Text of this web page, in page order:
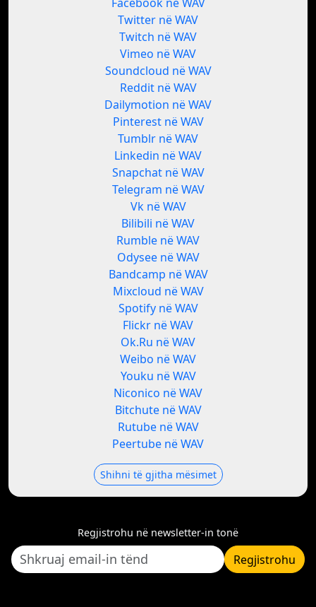
Twitter në WAV
Twitch në WAV
Vimeo në WAV
Soundcloud në WAV
Reddit në WAV
Dailymotion në WAV
Pinterest në WAV
Tumblr në WAV
Linkedin në WAV
Snapchat në WAV
Telegram në WAV
Vk në WAV
Bilibili në WAV
Rumble në WAV
Odysee në WAV
Bandcamp në WAV
Mixcloud në WAV
Spotify në WAV
Flickr në WAV
Ok.Ru në WAV
Weibo në WAV
Youku në WAV
Niconico në WAV
Bitchute në WAV
Rutube në WAV
Peertube në WAV
Shihni të gjitha mësimet
Regjistrohu në newsletter-in tonë
Regjistrohu